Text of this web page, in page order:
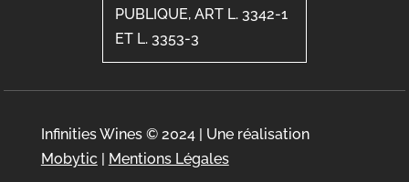
PUBLIQUE, ART L. 3342-1
ET L. 3353-3
Infinities Wines © 2024 | Une réalisation
Mobytic
Mentions Légales